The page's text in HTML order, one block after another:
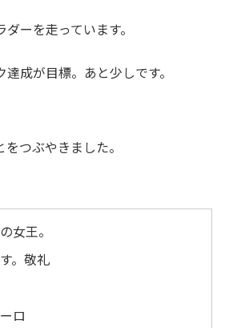
ーを走っています。
成が目標。あと少しです。
つぶやきました。
女王。
。敬礼
ロ